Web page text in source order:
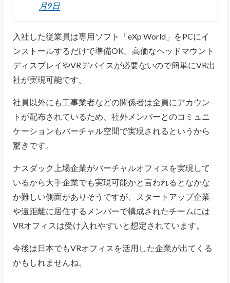
月9日
入社した従業員は専用ソフト「eXp World」をPCにイ
ンストールするだけで準備OK。高価なヘッドマウント
ディスプレイやVRデバイスが必要ないので簡単にVR出
社が実現可能です。
社員以外にも工事業者などの関係者は全員にアカウン
トが配布されているため、社外メンバーとのコミュニ
ケーションもバーチャル空間で実現されるというから
驚きです。
ナスダック上場企業がバーチャルオフィスを実現して
いるから大手企業でも実現可能かと言われるとなかな
か難しい側面がありそうですが、スタートアップ企業
や遠距離に居住するメンバーで構成されたチームには
VRオフィスは受け入れやすいと想定されています。
今後は日本でもVRオフィスを活用した企業が出てくる
かもしれませんね。